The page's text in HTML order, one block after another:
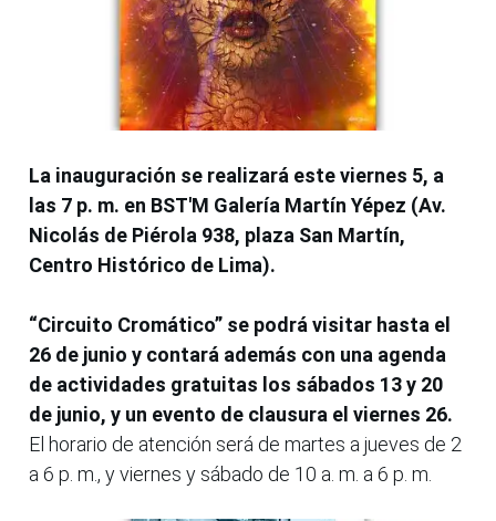
La inauguración se realizará este viernes 5, a
las 7 p. m. en BST'M Galería Martín Yépez (Av.
Nicolás de Piérola 938, plaza San Martín,
Centro Histórico de Lima).
“Circuito Cromático” se podrá visitar hasta el
26 de junio y contará además con una agenda
de actividades gratuitas los sábados 13 y 20
de junio, y un evento de clausura el viernes 26.
El horario de atención será de martes a jueves de 2
a 6 p. m., y viernes y sábado de 10 a. m. a 6 p. m.